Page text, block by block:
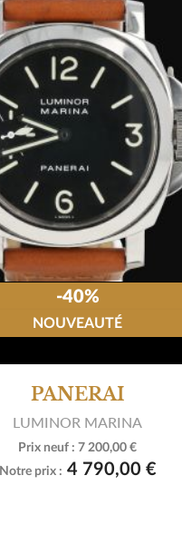
PANERAI
LUMINOR MARINA
Prix neuf : 7 200,00 €
Notre prix : 4 790,00 €
-40%
NOUVEAUTÉ
 Voir le produit